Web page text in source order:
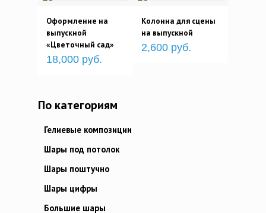
Оформление на
выпускной
«Цветочный сад»
18,000 руб.
Колонна для сцены
на выпускной
2,600 руб.
По категориям
Гелиевые композиции
Шары под потолок
Шары поштучно
Шары цифры
Большие шары